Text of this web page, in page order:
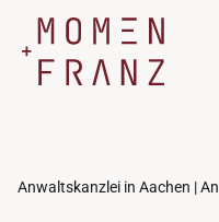
Inhalt
springen
Anwaltskanzlei in Aachen |